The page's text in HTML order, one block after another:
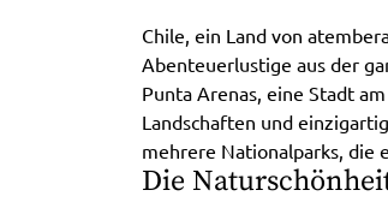
Chile, ein Land von
Abenteuerlustige aus der
Punta Arenas, eine Stadt
Landschaften und
mehrere Nationalparks, die
Die